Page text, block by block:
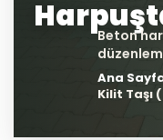
Ana
Kilit Taşı (